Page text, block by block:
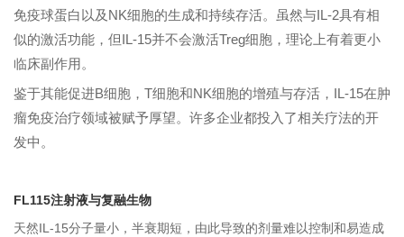
免疫球蛋白以及NK细胞的生成和持续存活。虽然与IL-2具有相
似的激活功能，但IL-15并不会激活Treg细胞 ，理论上有着更小
临床副作用。
鉴于其能促进B细胞，T细胞和NK细胞的增殖与存活，IL-15在肿
瘤免疫治疗领域被赋予厚望。许多企业都投入了相关疗法的开
发中。
FL115注射液与复融生物
天然IL-15分子量小，半衰期短，由此导致的剂量难以控制和易造成